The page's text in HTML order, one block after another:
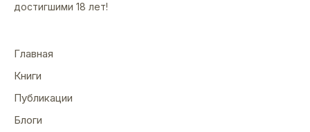
достигшими 18 лет!
Главная
Книги
Публикации
Блоги